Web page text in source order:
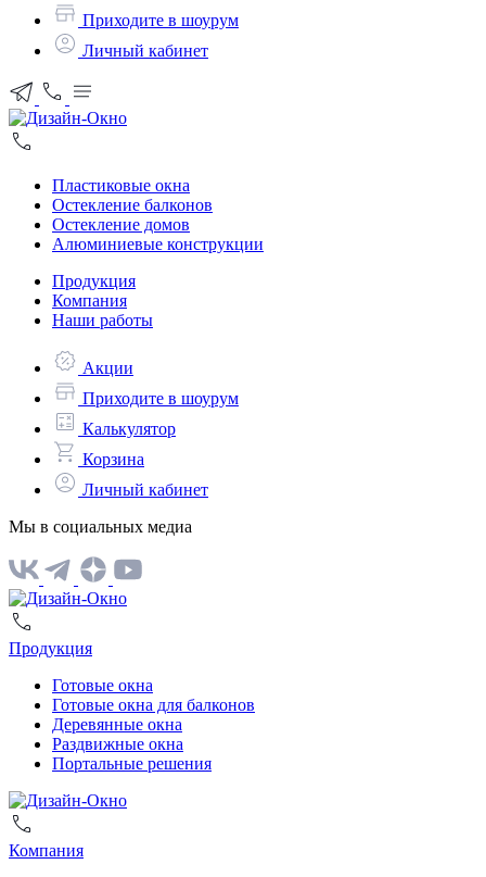
Приходите в шоурум
Личный кабинет
Пластиковые окна
Остекление балконов
Остекление домов
Алюминиевые конструкции
Продукция
Компания
Наши работы
Акции
Приходите в шоурум
Калькулятор
Корзина
Личный кабинет
Мы в социальных медиа
Продукция
Готовые окна
Готовые окна для балконов
Деревянные окна
Раздвижные окна
Портальные решения
Компания